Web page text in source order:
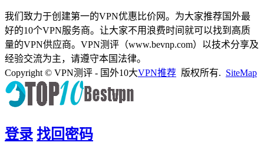
我们致力于创建第一的VPN优惠比价网。为大家推荐国外最
好的10个VPN服务商。让大家不用浪费时间就可以找到高质
量的VPN供应商。VPN测评（www.bevnp.com）以技术分享及
经验交流为主，请遵守本国法律。
Copyright © VPN测评 - 国外10大VPN推荐 版权所有. SiteMap
登录 找回密码